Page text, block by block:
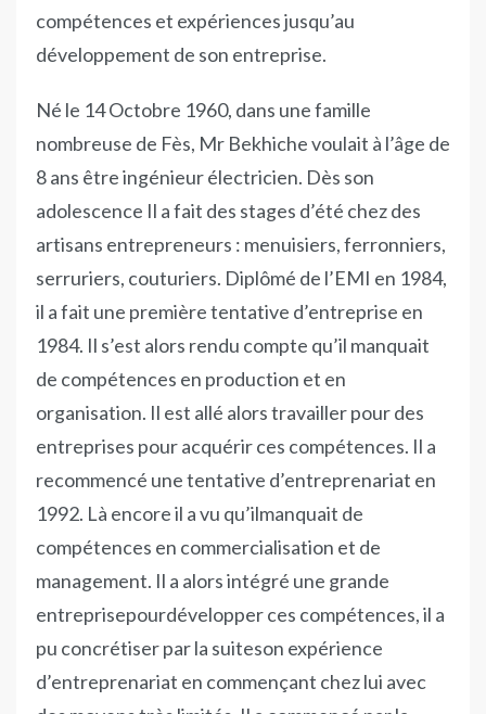
compétences et expériences jusqu’au
développement de son entreprise.
Né le 14 Octobre 1960, dans une famille
nombreuse de Fès, Mr Bekhiche voulait à l’âge de
8 ans être ingénieur électricien. Dès son
adolescence Il a fait des stages d’été chez des
artisans entrepreneurs : menuisiers, ferronniers,
serruriers, couturiers. Diplômé de l’EMI en 1984,
il a fait une première tentative d’entreprise en
1984. Il s’est alors rendu compte qu’il manquait
de compétences en production et en
organisation. Il est allé alors travailler pour des
entreprises pour acquérir ces compétences. Il a
recommencé une tentative d’entreprenariat en
1992. Là encore il a vu qu’ilmanquait de
compétences en commercialisation et de
management. Il a alors intégré une grande
entreprisepourdévelopper ces compétences, il a
pu concrétiser par la suiteson expérience
d’entreprenariat en commençant chez lui avec